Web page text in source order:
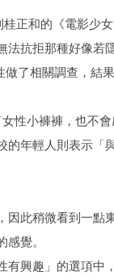
正和的《電影少女
抗拒那種好像
了相關調查，結
性小褲褲，也不
年輕人則表示
此稍微看到一點
覺。
興趣」的選項中